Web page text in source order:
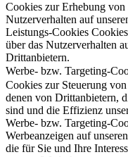
Cookies zur Erhebung von
Nutzerverhalten auf
Leistungs-Cookies
über das Nutzerverhalten
Drittanbietern.
Werbe- bzw. Targeting-
Cookies zur Steuerung
denen von Drittanbietern,
sind und die Effizienz
Werbe- bzw. Targeting-
Werbeanzeigen auf
die für Sie und Ihre